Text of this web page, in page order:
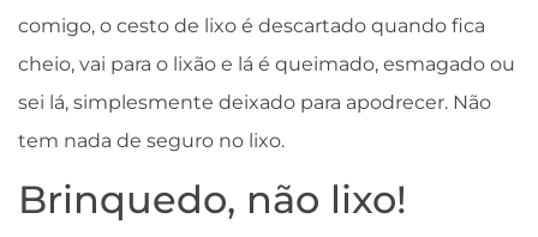
comigo, o cesto de lixo é descartado quando fica
cheio, vai para o lixão e lá é queimado, esmagado ou
sei lá, simplesmente deixado para apodrecer. Não
tem nada de seguro no lixo.
Brinquedo, não lixo!